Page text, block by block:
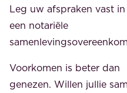
Leg uw afspraken vast in
een notariële
Voorkomen is beter dan
genezen. Willen jullie